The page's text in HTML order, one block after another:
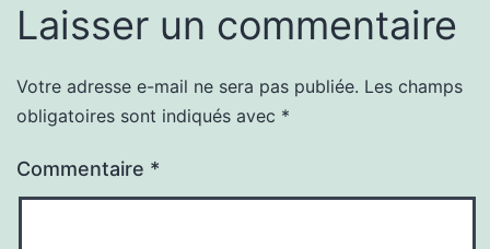
Laisser un commentaire
Votre adresse e-mail ne sera pas publiée. Les champs
obligatoires sont indiqués avec *
Commentaire *